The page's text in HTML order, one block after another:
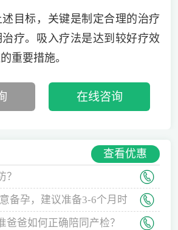
标，关键是制定合理的治疗
疗。吸入疗法是达到较好疗效
重要措施。
在线咨询
查看优惠
备孕，建议准备3-6个月时
爸爸如何正确陪同产检？